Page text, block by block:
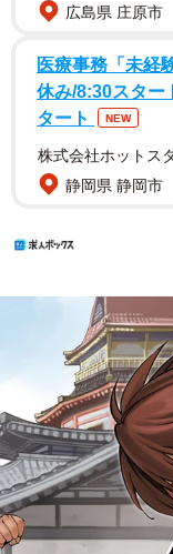
広島県 庄原市
医療事務「未経
休み/8:30スター
タート
NEW
株式会社ホットス
静岡県 静岡市